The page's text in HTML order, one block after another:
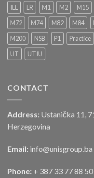
–
Za
prodaju
službenog
motornog
ILL
LR M1 M2 M15
M72
M74 M82 M84
M200
NSB P1 Practice
UT
UTIU
CONTACT
Address: Ustanička 11,
Herzegovina
Email: info@unisgroup.ba
Phone: + 387 33 77 88 50